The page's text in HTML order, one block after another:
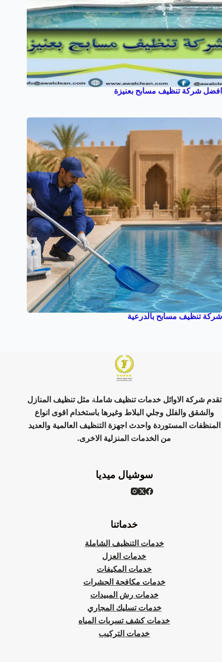
افضل شركة تنظيف مسابح بعنيزة
شركة تنظيف مسابح بالدرعية
تقدم شركة الاوائل خدمات تنظيف شاملة مثل تنظيف المنازل
والشقق والفلل وجلي البلاط وغيرها باستخدام اقوى انواع
المنظفات المستوردة واحدث اجهزة التنظيف العالمية والعديد
من الخدمات المنزلية الاخرى.
سوشيال ميديا
خدماتنا
خدمات التنظيف الشاملة
خدمات العزل
خدمات المكيفات
خدمات مكافحة الحشرات
خدمات رش المبيدات
خدمات تسليك المجاري
خدمات كشف تسربات المياه
خدمات التركيب